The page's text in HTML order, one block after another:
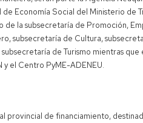
Economía Social del Ministerio de
la subsecretaría de Promoción,
subsecretaría de Cultura,
de Turismo mientras que
y el Centro PyME-ADENEU.
provincial de financiamiento,